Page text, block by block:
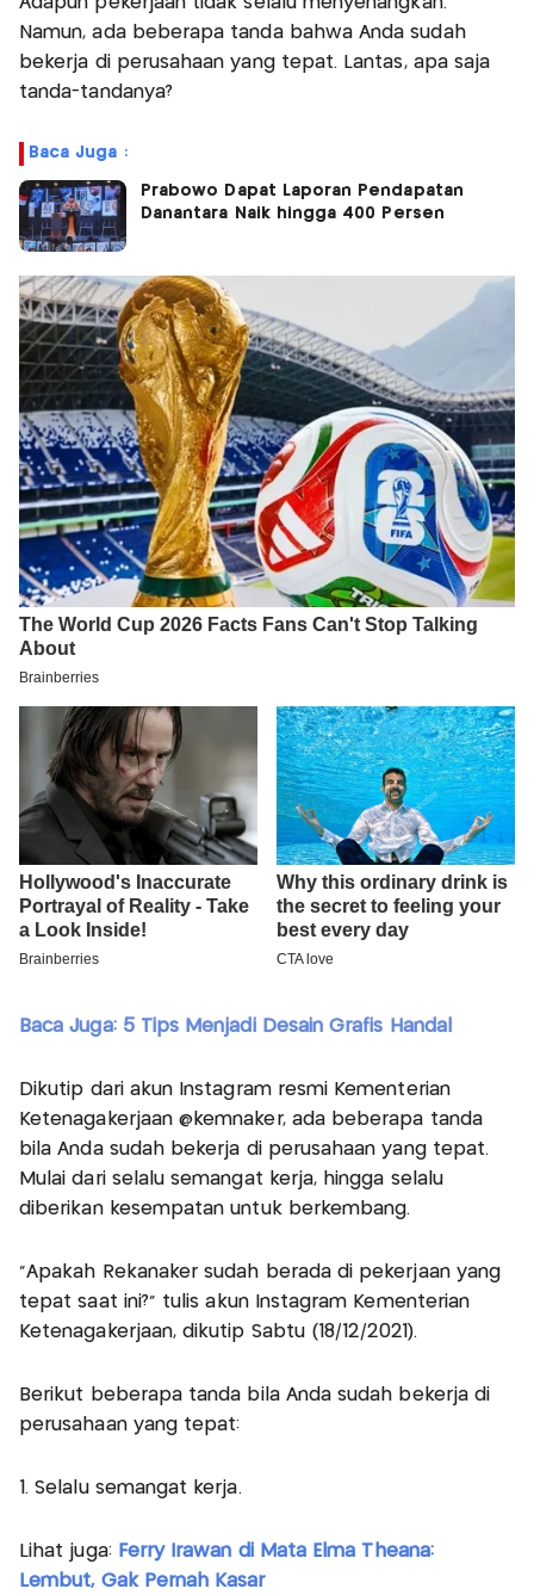
Namun, ada beberapa tanda bahwa Anda sudah
bekerja di perusahaan yang tepat. Lantas, apa saja
tanda-tandanya?
Baca Juga :
Prabowo Dapat Laporan Pendapatan
Danantara Naik hingga 400 Persen
Baca Juga: 5 Tips Menjadi Desain Grafis Handal
Dikutip dari akun Instagram resmi Kementerian
Ketenagakerjaan @kemnaker, ada beberapa tanda
bila Anda sudah bekerja di perusahaan yang tepat.
Mulai dari selalu semangat kerja, hingga selalu
diberikan kesempatan untuk berkembang.
“Apakah Rekanaker sudah berada di pekerjaan yang
tepat saat ini?” tulis akun Instagram Kementerian
Ketenagakerjaan, dikutip Sabtu (18/12/2021).
Berikut beberapa tanda bila Anda sudah bekerja di
perusahaan yang tepat:
1. Selalu semangat kerja.
Lihat juga: Ferry Irawan di Mata Elma Theana:
Lembut, Gak Pernah Kasar